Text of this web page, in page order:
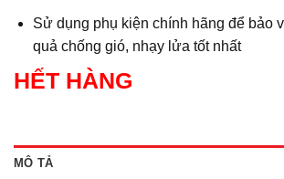
Sử dụng phụ kiện chính hãng để bảo
quả chống gió, nhạy lửa tốt nhất
HẾT HÀNG
MÔ TẢ